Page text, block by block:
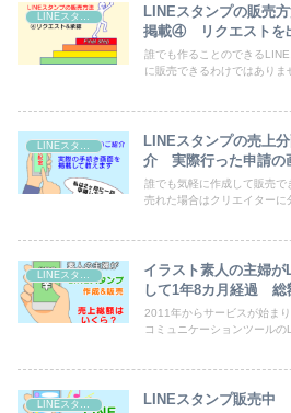
LINEスタンプ
LINEスタンプの販売
掲載④ リクエストを
誰でも作ることのできる
に販売できるわけではありま
LINEスタンプ
LINEスタンプの売上
介 実際行った申請の
誰でも気軽に作成して販売
売れた場合はクリエイターに
LINEスタンプ
イラスト素人の主婦
して1年8カ月経過 総
2011年からサービスが始ま
コミュニケーションツールの
LINEスタンプ LINEスタンプ販売中